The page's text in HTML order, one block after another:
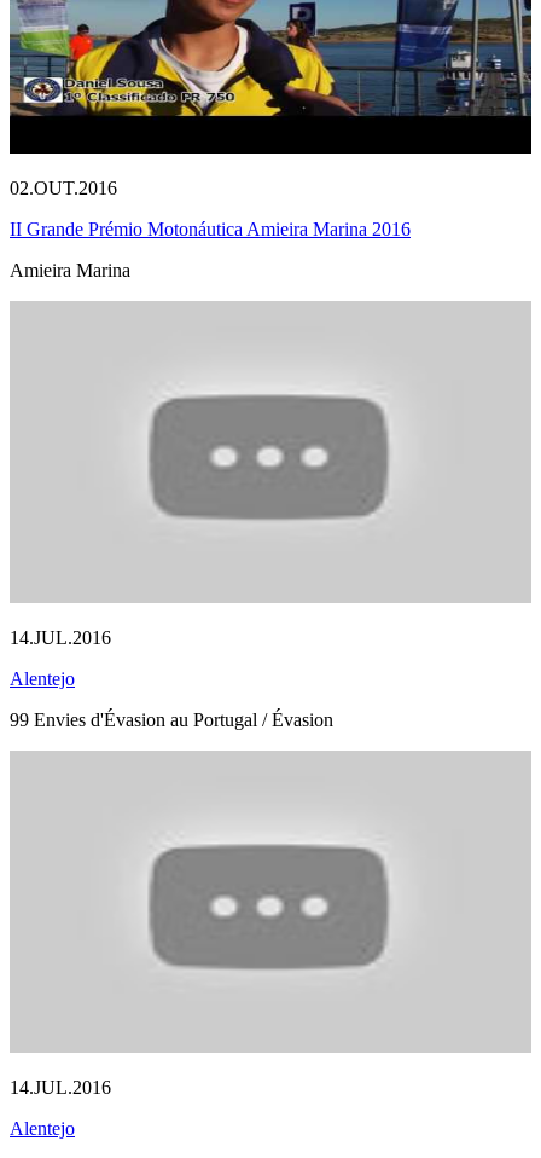
02.OUT.2016
II Grande Prémio Motonáutica Amieira Marina 2016
Amieira Marina
14.JUL.2016
Alentejo
99 Envies d'Évasion au Portugal / Évasion
14.JUL.2016
Alentejo